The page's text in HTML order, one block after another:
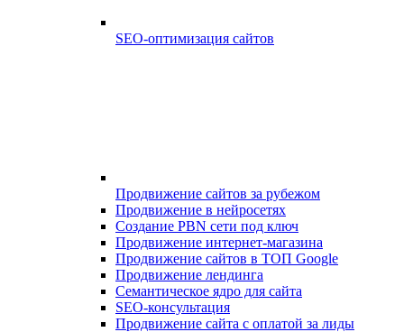
SEO-оптимизация сайтов
Продвижение сайтов за рубежом
Продвижение в нейросетях
Создание PBN сети под ключ
Продвижение интернет-магазина
Продвижение сайтов в ТОП Google
Продвижение лендинга
Семантическое ядро для сайта
SEO-консультация
Продвижение сайта с оплатой за лиды